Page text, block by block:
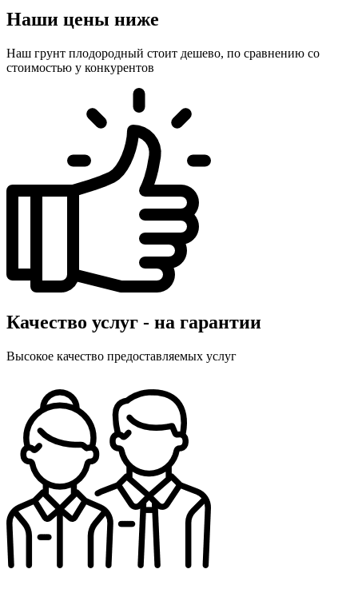
Наши цены ниже
Наш грунт плодородный стоит дешево, по сравнению со
стоимостью у конкурентов
Качество услуг - на гарантии
Высокое качество предоставляемых услуг